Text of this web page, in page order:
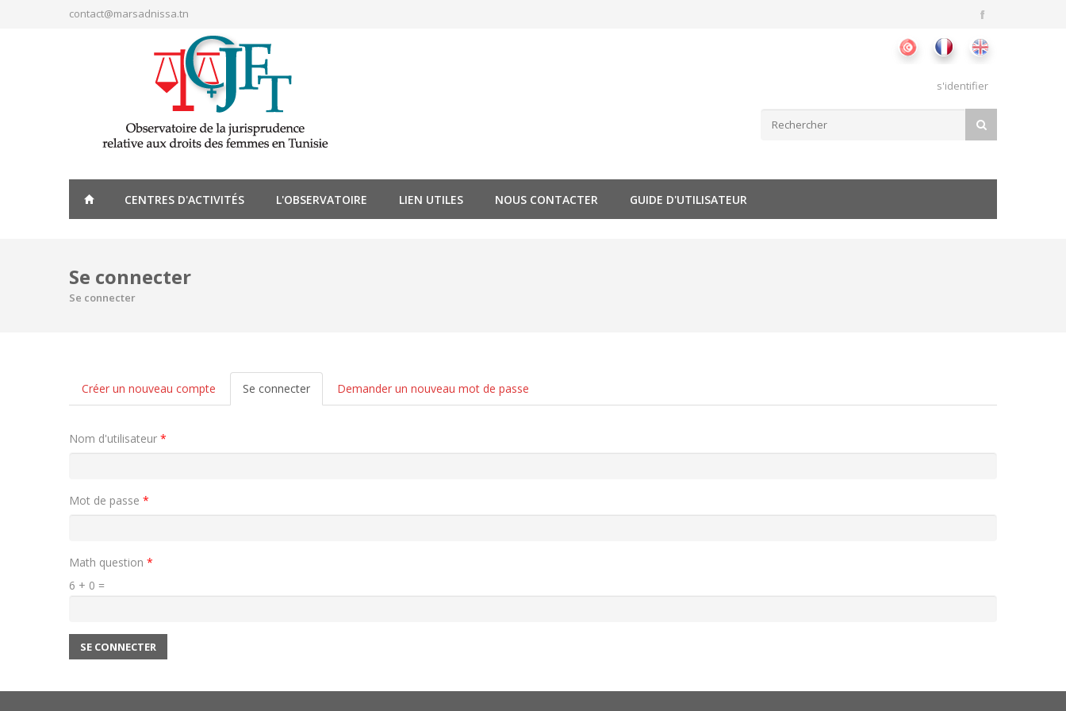
Aller au contenu principalcontact@marsadnissa.tn
s'identifier
Formulaire de recherche
CENTRES D'ACTIVITÉS L'OBSERVATOIRE LIEN UTILES NOUS CONTACTER GUIDE D'UTILISATEUR
Se connecter
Se connecter
Onglets principaux
Créer un nouveau compte Se connecter (onglet
actif)
Demander un nouveau mot de passe
Nom d'utilisateur *
Mot de passe *
Math question *
6 + 0 =
SE CONNECTER